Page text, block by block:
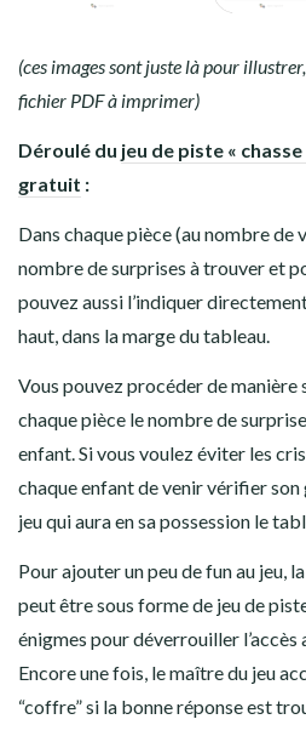
(ces images sont juste là pour
fichier PDF à imprimer)
Déroulé du jeu de piste «
gratuit :
Dans chaque pièce (au nombre de
nombre de surprises à trouver et
pouvez aussi l’indiquer
haut, dans la marge du tableau.
Vous pouvez procéder de manière
chaque pièce le nombre de
enfant. Si vous voulez éviter les
chaque enfant de venir vérifier
jeu qui aura en sa possession le
Pour ajouter un peu de fun au jeu,
peut être sous forme de jeu de
énigmes pour déverrouiller l’accès
Encore une fois, le maître du jeu
“coffre” si la bonne réponse est